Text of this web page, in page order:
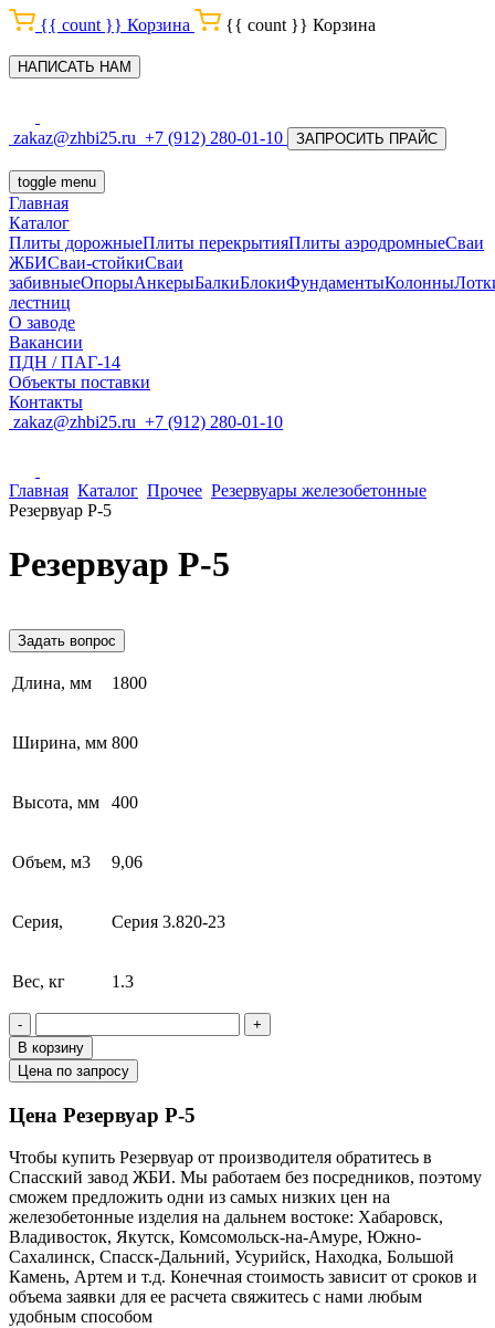
{{ count }} Корзина {{ count }} Корзина
НАПИСАТЬ НАМ
zakaz@zhbi25.ru +7 (912) 280-01-10 ЗАПРОСИТЬ ПРАЙС
toggle menu
Главная
Каталог
Плиты дорожныеПлиты перекрытияПлиты аэродромныеСваи
ЖБИСваи-стойкиСваи
забивныеОпорыАнкерыБалкиБлокиФундаментыКолонны
лестниц
О заводе
Вакансии
ПДН / ПАГ-14
Объекты поставки
Контакты
zakaz@zhbi25.ru +7 (912) 280-01-10
Главная Каталог Прочее Резервуары железобетонные
Резервуар Р-5
Резервуар Р-5
Задать вопрос
Длина, мм 1800
Ширина, мм 800
Высота, мм 400
Объем, м3 9,06
Серия, Серия 3.820-23
Вес, кг 1.3
-
+
В корзину
Цена по запросу
Цена Резервуар Р-5
Чтобы купить Резервуар от производителя обратитесь в
Cпасский завод ЖБИ. Мы работаем без посредников, поэтому
сможем предложить одни из самых низких цен на
железобетонные изделия на дальнем востоке: Хабаровск,
Владивосток, Якутск, Комсомольск-на-Амуре, Южно-
Сахалинск, Спасск-Дальний, Усурийск, Находка, Большой
Камень, Артем и т.д. Конечная стоимость зависит от сроков и
объема заявки для ее расчета свяжитесь с нами любым
удобным способом